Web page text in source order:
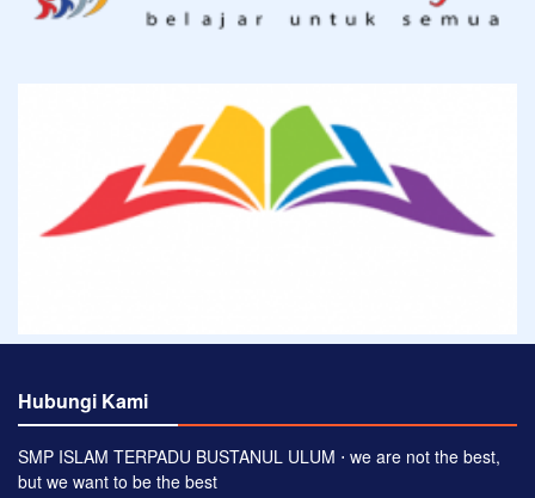
Hubungi Kami
SMP ISLAM TERPADU BUSTANUL ULUM ⋅ we are not the best,
but we want to be the best